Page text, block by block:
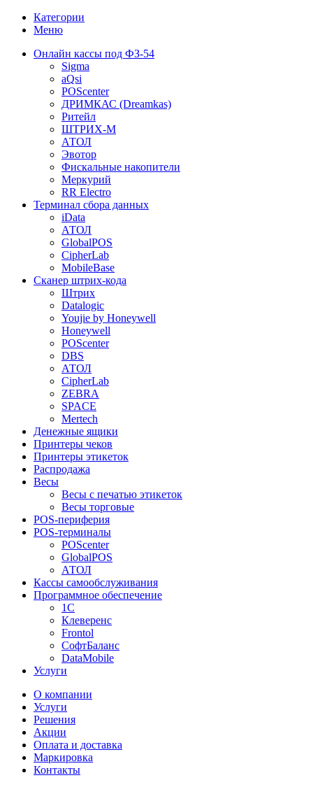
Категории
Меню
Онлайн кассы под ФЗ-54
Sigma
aQsi
POScenter
ДРИМКАС (Dreamkas)
Ритейл
ШТРИХ-М
АТОЛ
Эвотор
Фискальные накопители
Меркурий
RR Electro
Терминал сбора данных
iData
АТОЛ
GlobalPOS
CipherLab
MobileBase
Сканер штрих-кода
Штрих
Datalogic
Youjie by Honeywell
Honeywell
POScenter
DBS
АТОЛ
CipherLab
ZEBRA
SPACE
Mertech
Денежные ящики
Принтеры чеков
Принтеры этикеток
Распродажа
Весы
Весы с печатью этикеток
Весы торговые
POS-периферия
POS-терминалы
POScenter
GlobalPOS
АТОЛ
Кассы самообслуживания
Программное обеспечение
1С
Клеверенс
Frontol
СофтБаланс
DataMobile
Услуги
О компании
Услуги
Решения
Акции
Оплата и доставка
Маркировка
Контакты